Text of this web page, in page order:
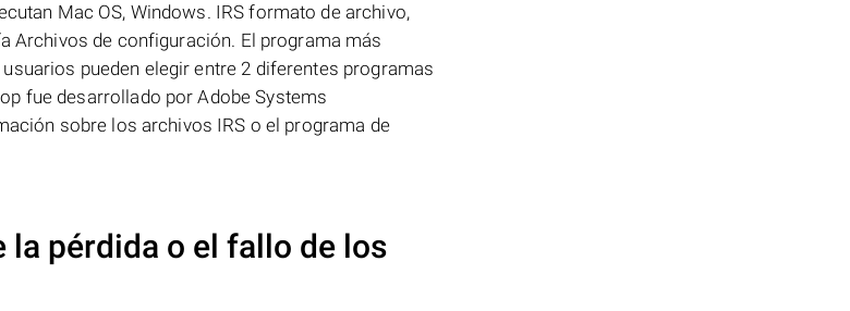
Mac OS, Windows. IRS formato de archivo,
Archivos de configuración. El programa más
pueden elegir entre 2 diferentes programas
fue desarrollado por Adobe Systems
sobre los archivos IRS o el programa de
la pérdida o el fallo de los